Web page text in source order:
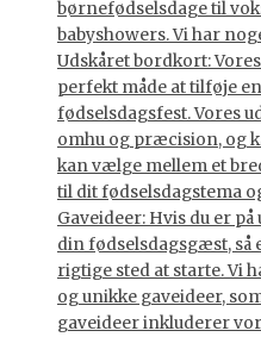
børnefødselsdage til
babyshowers. Vi har
Udskåret bordkort:
perfekt måde at tilføje
fødselsdagsfest. Vores
omhu og præcision, og
kan vælge mellem et
til dit fødselsdagstema
Gaveideer: Hvis du er
din fødselsdagsgæst, så
rigtige sted at starte. Vi
og unikke gaveideer,
gaveideer inkluderer